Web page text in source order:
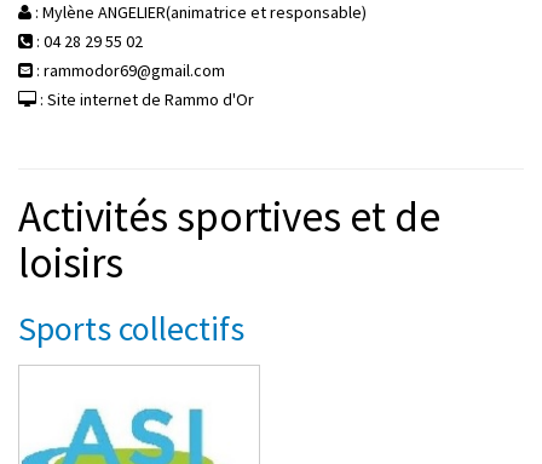
: Mylène ANGELIER(animatrice et responsable)
: 04 28 29 55 02
: rammodor69@gmail.com
: Site internet de Rammo d'Or
Activités sportives et de
loisirs
Sports collectifs